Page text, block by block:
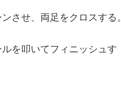
させ、両足をクロスする。
を叩いてフィニッシュす